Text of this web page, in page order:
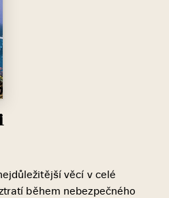
věcí v celé
během nebezpečného